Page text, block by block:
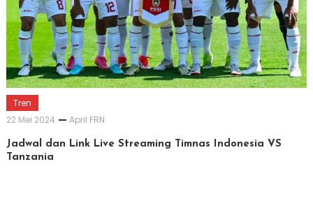
Tren
22 Mei 2024
April FRN
Jadwal dan Link Live Streaming Timnas Indonesia VS
Tanzania